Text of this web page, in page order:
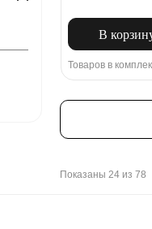
В
Товаров в
Показаны 24 из 78